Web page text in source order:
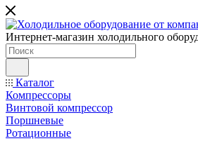
Интернет-магазин холодильного
Каталог
Компрессоры
Винтовой компрессор
Поршневые
Ротационные